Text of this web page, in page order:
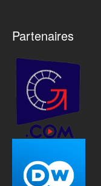
Partenaires